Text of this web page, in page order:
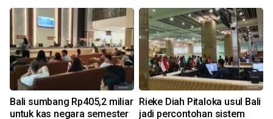
Bali sumbang Rp405,2 miliar
untuk kas negara semester
Rieke Diah Pitaloka usul Bali
jadi percontohan sistem